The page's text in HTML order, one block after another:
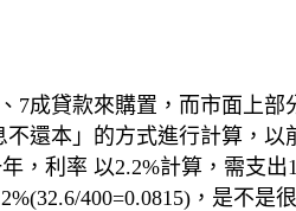
7成貸款來購置，而市面上
還本」的方式進行計算，
利率 以2.2%計算，需支出
400=0.0815)，是不是